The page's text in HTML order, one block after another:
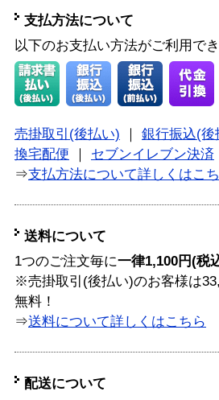
支払方法について
以下のお支払い方法がご利用で
売掛取引(後払い)
銀行振込(後
換宅配便
セブンイレブン決済
⇒支払方法について詳しくはこ
送料について
1つのご注文毎に一律1,100円(税
※売掛取引(後払い)のお客様は
無料！
⇒送料について詳しくはこちら
配送について